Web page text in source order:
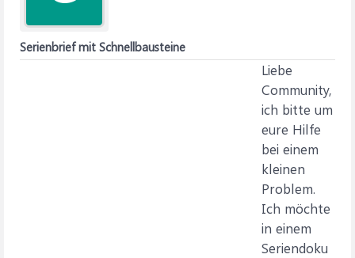
Serienbrief mit Schnellbausteine
Liebe
Community,
ich bitte um
eure Hilfe
bei einem
kleinen
Problem.
Ich möchte
in einem
Seriendoku